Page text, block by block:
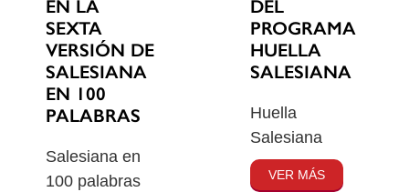
EN LA
SEXTA
VERSIÓN DE
SALESIANA
EN 100
PALABRAS
Salesiana en
100 palabras
DEL
PROGRAMA
HUELLA
SALESIANA
Huella
Salesiana
VER MÁS